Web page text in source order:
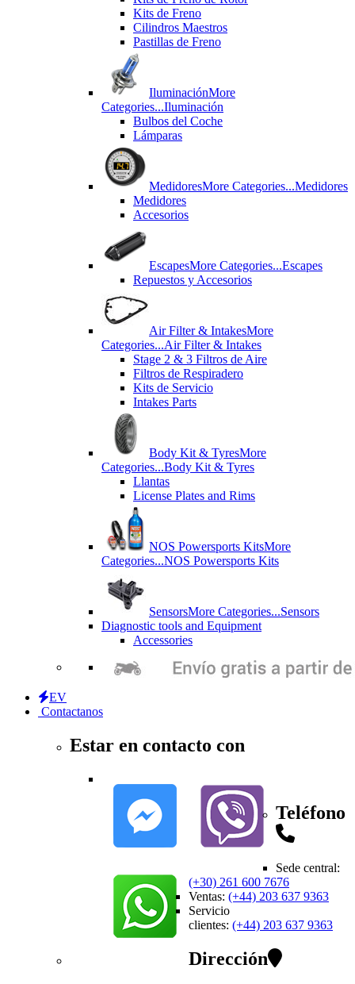
Kits de Freno
Cilindros Maestros
Pastillas de Freno
IluminaciónMore
Categories...Iluminación
Bulbos del Coche
Lámparas
MedidoresMore Categories...Medidores
Medidores
Accesorios
EscapesMore Categories...Escapes
Repuestos y Accesorios
Air Filter & IntakesMore
Categories...Air Filter & Intakes
Stage 2 & 3 Filtros de Aire
Filtros de Respiradero
Kits de Servicio
Intakes Parts
Body Kit & TyresMore
Categories...Body Kit & Tyres
Llantas
License Plates and Rims
NOS Powersports KitsMore
Categories...NOS Powersports Kits
SensorsMore Categories...Sensors
Diagnostic tools and Equipment
Accessories
EV
Contactanos
Estar en contacto con
Teléfono
Sede central:
(+30) 261 600 7676
Ventas: (+44) 203 637 9363
Servicio
clientes: (+44) 203 637 9363
Dirección